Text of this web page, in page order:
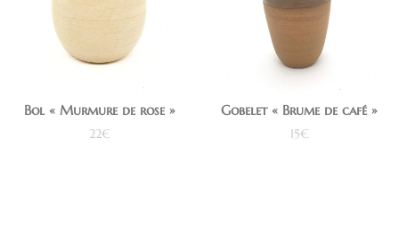
Bol « Murmure de rose »
22€
Gobelet « Brume de café »
15€